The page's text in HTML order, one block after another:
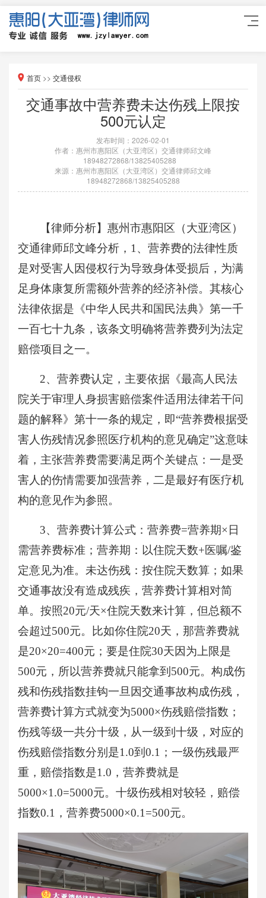
首页 >> 交通侵权
交通事故中营养费未达伤残上限按
500元认定
发布时间：2026-02-01
作者：惠州市惠阳区（大亚湾区）交通律师邱文峰
18948272868/13825405288
来源：惠州市惠阳区（大亚湾区）交通律师邱文峰
18948272868/13825405288
【律师分析】惠州市惠阳区（大亚湾区）
交通律师邱文峰分析， 1、营养费的法律性质
是对受害人因侵权行为导致身体受损后，为满
足身体康复所需额外营养的经济补偿。其核心
法律依据是《中华人民共和国民法典》第一千
一百七十九条，该条文明确将营养费列为法定
赔偿项目之一。
2、营养费认定，主要依据《最高人民法
院关于审理人身损害赔偿案件适用法律若干问
题的解释》第十一条的规定，即“营养费根据受
害人伤残情况参照医疗机构的意见确定”这意味
着，主张营养费需要满足两个关键点：一是受
害人的伤情需要加强营养，二是最好有医疗机
构的意见作为参照。
3、营养费计算公式：营养费=营养期×日
需营养费标准；营养期：以住院天数+医嘱/鉴
定意见为准。未达伤残：按住院天数算；如果
交通事故没有造成残疾，营养费计算相对简
单。按照20元/天×住院天数来计算，但总额不
会超过500元。比如你住院20天，那营养费就
是20×20=400元；要是住院30天因为上限是
500元，所以营养费就只能拿到500元。构成伤
残和伤残指数挂钩一旦因交通事故构成伤残，
营养费计算方式就变为5000×伤残赔偿指数；
伤残等级一共分十级，从一级到十级，对应的
伤残赔偿指数分别是1.0到0.1；一级伤残最严
重，赔偿指数是1.0，营养费就是
5000×1.0=5000元。十级伤残相对较轻，赔偿
指数0.1，营养费5000×0.1=500元。